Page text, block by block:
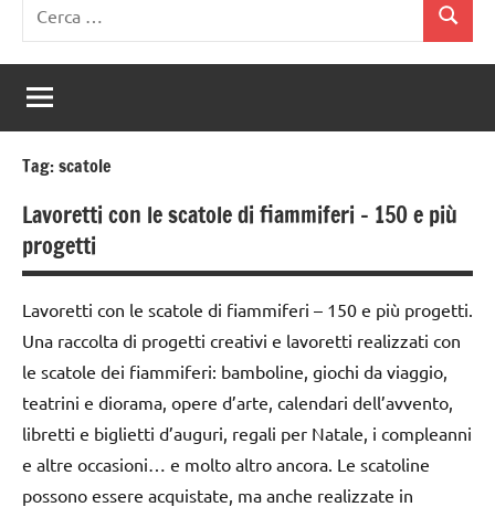
per:
Cerca
Tag:scatole
Lavoretti con le scatole di fiammiferi – 150 e più
progetti
Lavoretti con le scatole di fiammiferi – 150 e più progetti.
Una raccolta di progetti creativi e lavoretti realizzati con
le scatole dei fiammiferi: bamboline, giochi da viaggio,
teatrini e diorama, opere d’arte, calendari dell’avvento,
libretti e biglietti d’auguri, regali per Natale, i compleanni
e altre occasioni… e molto altro ancora. Le scatoline
possono essere acquistate, ma anche realizzate in